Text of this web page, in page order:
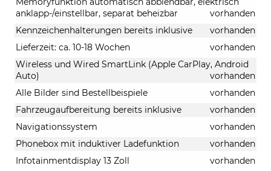
anklapp-/einstellbar, separat beheizbar
vorhanden
Kennzeichenhalterungen bereits inklusive
vorhanden
Lieferzeit: ca. 10-18 Wochen
vorhanden
Wireless und Wired SmartLink (Apple CarPlay, Android
Auto)
vorhanden
Alle Bilder sind Bestellbeispiele
vorhanden
Fahrzeugaufbereitung bereits inklusive
vorhanden
Navigationssystem
vorhanden
Phonebox mit induktiver Ladefunktion
vorhanden
Infotainmentdisplay 13 Zoll
vorhanden